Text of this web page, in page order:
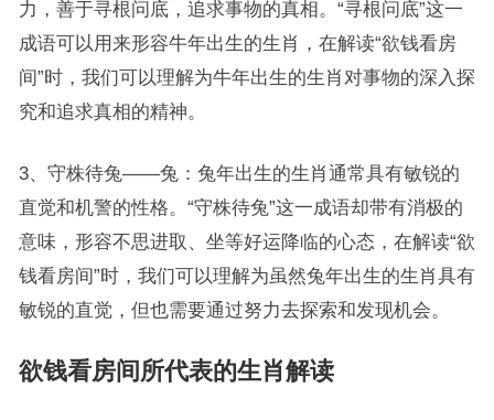
力，善于寻根问底，追求事物的真相。“寻根问底”这一
成语可以用来形容牛年出生的生肖，在解读“欲钱看房
间”时，我们可以理解为牛年出生的生肖对事物的深入探
究和追求真相的精神。
3、守株待兔——兔：兔年出生的生肖通常具有敏锐的
直觉和机警的性格。“守株待兔”这一成语却带有消极的
意味，形容不思进取、坐等好运降临的心态，在解读“欲
钱看房间”时，我们可以理解为虽然兔年出生的生肖具有
敏锐的直觉，但也需要通过努力去探索和发现机会。
欲钱看房间所代表的生肖解读